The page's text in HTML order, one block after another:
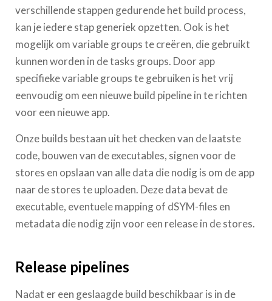
verschillende stappen gedurende het build process,
kan je iedere stap generiek opzetten. Ook is het
mogelijk om variable groups te creëren, die gebruikt
kunnen worden in de tasks groups. Door app
specifieke variable groups te gebruiken is het vrij
eenvoudig om een nieuwe build pipeline in te richten
voor een nieuwe app.
Onze builds bestaan uit het checken van de laatste
code, bouwen van de executables, signen voor de
stores en opslaan van alle data die nodig is om de app
naar de stores te uploaden. Deze data bevat de
executable, eventuele mapping of dSYM-files en
metadata die nodig zijn voor een release in de stores.
Release pipelines
Nadat er een geslaagde build beschikbaar is in de